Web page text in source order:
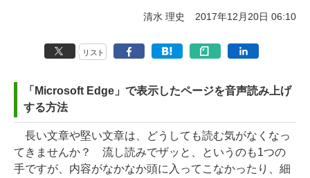
清水 理史 2017年12月20日 06:10
リスト
「Microsoft Edge」で表示したページを音声読み上げ
する方法
長い文章や堅い文章は、どうしても読む気がなくなっ
てきませんか？ 流し読みでザッと、というのも1つの
手ですが、内容がなかなか頭に入ってこなかったり、細